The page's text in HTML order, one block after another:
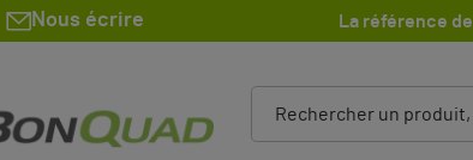
Nous écrire La référence